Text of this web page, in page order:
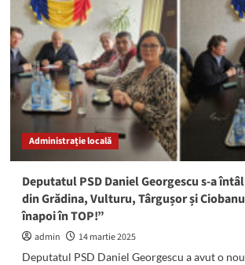
„Vocea
rezerviștilor
constănțeni
trebuie
să
rămână
puternică
și
ascultată”
Administrație locală
Deputatul PSD Daniel Georgescu s-a
din Grădina, Vulturu, Târgușor și
înapoi în TOP!”
admin
14 martie 2025
Deputatul PSD Daniel Georgescu a avut o